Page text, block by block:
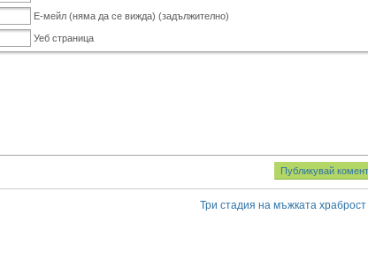
Е-мейл (няма да се вижда) (задължително)
Уеб страница
Три стадия на мъжката храброст